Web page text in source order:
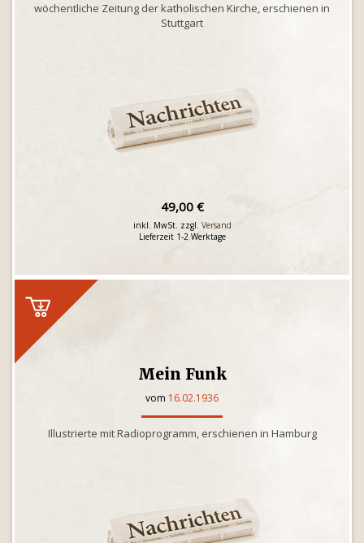
wöchentliche Zeitung der katholischen Kirche, erschienen in
Stuttgart
49,00 €
inkl. MwSt. zzgl. Versand
Lieferzeit 1-2 Werktage
Mein Funk
vom 16.02.1936
Illustrierte mit Radioprogramm, erschienen in Hamburg